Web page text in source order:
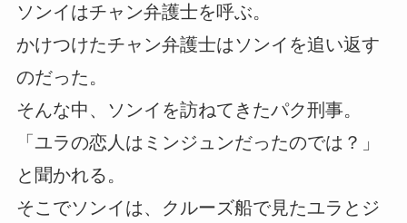
ソンイはチャン弁護士を呼ぶ。
かけつけたチャン弁護士はソンイを追い返す
のだった。
そんな中、ソンイを訪ねてきたパク刑事。
「ユラの恋人はミンジュンだったのでは？」
と聞かれる。
そこでソンイは、クルーズ船で見たユラとジ